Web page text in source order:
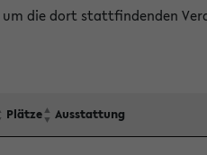
um die dort stattfindenden
Plätze Ausstattung